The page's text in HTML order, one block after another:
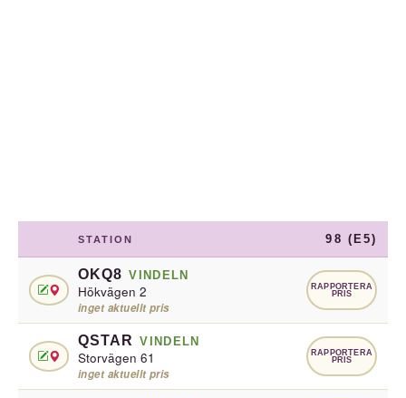
STATION 98 (E5)
OKQ8 VINDELN
Hökvägen 2
inget aktuellt pris
RAPPORTERA
PRIS
QSTAR VINDELN
Storvägen 61
inget aktuellt pris
RAPPORTERA
PRIS